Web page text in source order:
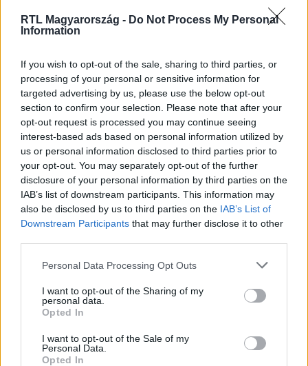
RTL Magyarország - Do Not Process My Personal
Information
If you wish to opt-out of the sale, sharing to third parties, or
processing of your personal or sensitive information for
targeted advertising by us, please use the below opt-out
section to confirm your selection. Please note that after your
opt-out request is processed you may continue seeing
interest-based ads based on personal information utilized by
us or personal information disclosed to third parties prior to
your opt-out. You may separately opt-out of the further
disclosure of your personal information by third parties on the
IAB’s list of downstream participants. This information may
also be disclosed by us to third parties on the IAB’s List of
Downstream Participants that may further disclose it to other
Please note that this website/app uses one or more Google
not limited to your visit or usage behaviour. You may click to
grant or deny consent to Google and its third-party tags to
use your data for below specified purposes in below Google
consent section.
Personal Data Processing Opt Outs
I want to opt-out of the Sharing of my
personal data.
Opted In
I want to opt-out of the Sale of my
Personal Data.
Opted In
Kövess minket, és értesülj a friss hírekről a
Követem
ÉLETMÓD DOHÁNYZÁS SVÉDORSZÁG
#SNÜSSZ #CIGARETTA #WHO #EGÉSZSÉG
#TÜRKMENISZTÁN
Népszerű